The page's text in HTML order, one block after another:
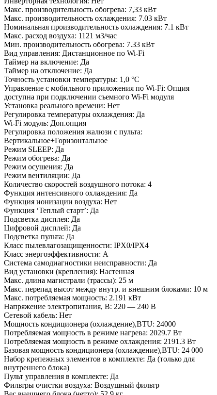
Макс. производительность обогрева: 7,33 кВт
Макс. производительность охлаждения: 7.03 кВт
Номинальная производительность охлаждения: 7.1 кВт
Макс. расход воздуха: 1121 м3/час
Мин. производительность обогрева: 7.33 кВт
Вид управления: Дистанционное по Wi-Fi
Таймер на включение: Да
Таймер на отключение: Да
Точность установки температуры: 1,0 °С
Управление c мобильного приложения по Wi-Fi: Опция
доступна при подключении съемного Wi-Fi модуля
Установка реального времени: Нет
Регулировка температуры охлаждения: Да
Wi-Fi модуль: Доп.опция
Регулировка положения жалюзи с пульта:
Вертикальное+Горизонтальное
Режим SLEEP: Да
Режим обогрева: Да
Режим осушения: Да
Режим вентиляции: Да
Количество скоростей воздушного потока: 4
Функция интенсивного охлаждения: Да
Функция ионизации воздуха: Нет
Функция ‘Теплый старт’: Да
Подсветка дисплея: Да
Цифровой дисплей: Да
Подсветка пульта: Да
Класс пылевлагозащищенности: IPX0/IPX4
Класс энергоэффективности: A
Система самодиагностики неисправности: Да
Вид установки (крепления): Настенная
Макс. длина магистрали (трассы): 25 м
Макс. перепад высот между внутр. и внешним блоками: 10 м
Макс. потребляемая мощность: 2.191 кВт
Напряжение электропитания, В: 220 — 240 В
Сетевой кабель: Нет
Мощность кондиционера (охлаждение),BTU: 24000
Потребляемая мощность в режиме нагрева: 2029.7 Вт
Потребляемая мощность в режиме охлаждения: 2191.3 Вт
Базовая мощность кондиционера (охлаждение),BTU: 24 000
Набор крепежных элементов в комплекте: Да (только для
внутреннего блока)
Пульт управления в комплекте: Да
Фильтры очистки воздуха: Воздушный фильтр